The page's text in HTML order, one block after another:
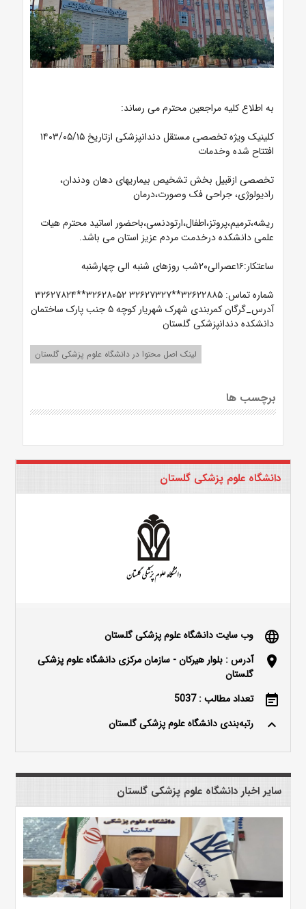
به اطلاع کلیه مراجعین محترم می رساند:
کلینیک ویژه تخصصی مستقل دندانپزشکی ازتاریخ ۱۴۰۳/۰۵/۱۵
افتتاح شده وخدمات
تخصصی ازقبیل بخش تشخیص بیماریهای دهان ودندان،
رادیولوژی، جراحی فک وصورت،درمان
ریشه،ترمیم،پروتز،اطفال،ارتودنسی،باحضور اساتید محترم هیات
علمی دانشکده درخدمت مردم عزیز استان می باشد.
ساعتکار:۱۶عصرالی۲۰شب روزهای شنبه الی چهارشنبه
شماره تماس: ۳۲۶۲۲۸۸۵**۳۲۶۲۷۳۲۷ ۳۲۶۲۸۰۵۲**۳۲۶۲۷۸۲۴
آدرس_گرگان کمربندی شهرک شهریار کوچه ۵ جنب پارک ساختمان
دانشکده دندانپزشکی گلستان
لینک اصل محتوا در دانشگاه علوم پزشکی گلستان
برچسب ها
دانشگاه علوم پزشکی گلستان
language وب سایت دانشگاه علوم پزشکی گلستان
location_on
آدرس : بلوار هیرکان - سازمان مرکزی دانشگاه علوم پزشکی
گلستان
event_note تعداد مطالب : 5037
keyboard_arrow_up رتبه‌بندی دانشگاه علوم پزشکی گلستان
سایر اخبار دانشگاه علوم پزشکی گلستان